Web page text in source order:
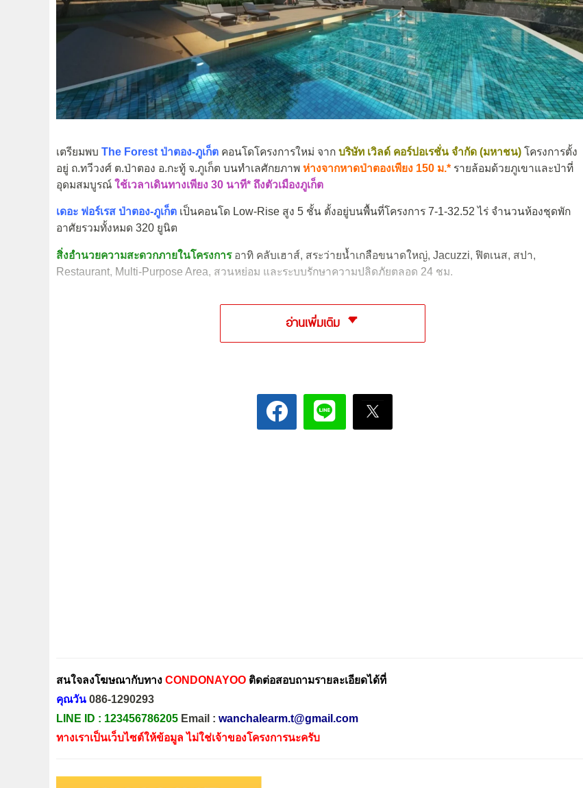
เตรียมพบ The Forest ป่าตอง-ภูเก็ต คอนโดโครงการใหม่ จาก บริษัท เวิลด์ คอร์ปอเรชั่น จำกัด (มหาชน) โครงการตั้ง
อยู่ ถ.ทวีวงศ์ ต.ป่าตอง อ.กะทู้ จ.ภูเก็ต บนทำเลศักยภาพ ห่างจากหาดป่าตองเพียง 150 ม.* รายล้อมด้วยภูเขาและป่าที่
อุดมสมบูรณ์ ใช้เวลาเดินทางเพียง 30 นาที* ถึงตัวเมืองภูเก็ต
เดอะ ฟอร์เรส ป่าตอง-ภูเก็ต เป็นคอนโด Low-Rise สูง 5 ชั้น ตั้งอยู่บนพื้นที่โครงการ 7-1-32.52 ไร่ จำนวนห้องชุดพัก
อาศัยรวมทั้งหมด 320 ยูนิต
สิ่งอำนวยความสะดวกภายในโครงการอาทิ คลับเฮาส์, สระว่ายน้ำเกลือขนาดใหญ่, Jacuzzi, ฟิตเนส, สปา,
Restaurant, Multi-Purpose Area, สวนหย่อม และระบบรักษาความปลิดภัยตลอด 24 ชม.
อ่านเพิ่มเติม
สนใจลงโฆษณากับทาง CONDONAYOO ติดต่อสอบถามรายละเอียดได้ที่
คุณวัน 086-1290293
LINE ID : 123456786205 Email : wanchalearm.t@gmail.com
ทางเราเป็นเว็บไซต์ให้ข้อมูล ไม่ใช่เจ้าของโครงการนะครับ